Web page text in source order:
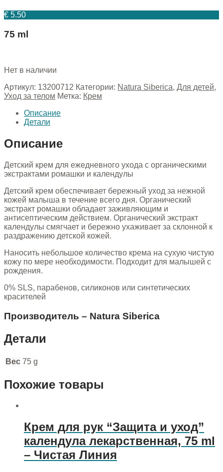
€ 5.50
75 ml
Нет в наличии
Артикул: 13200712 Категории: Natura Siberica, Для детей,
Уход за телом Метка: Крем
Описание
Детали
Описание
Детский крем для ежедневного ухода с органическими
экстрактами ромашки и календулы
Детский крем обеспечивает бережный уход за нежной
кожей малыша в течение всего дня. Органический
экстракт ромашки обладает заживляющим и
антисептическим действием. Органический экстракт
календулы смягчает и бережно ухаживает за склонной к
раздражению детской кожей.
Наносить небольшое количество крема на сухую чистую
кожу по мере необходимости. Подходит для малышей с
рождения.
0% SLS, парабенов, силиконов или синтетических
красителей
Производитель – Natura Siberica
Детали
Вес 75 g
Похожие товары
Крем для рук “Защита и уход”
календула лекарственная, 75 ml
– Чистая Линия